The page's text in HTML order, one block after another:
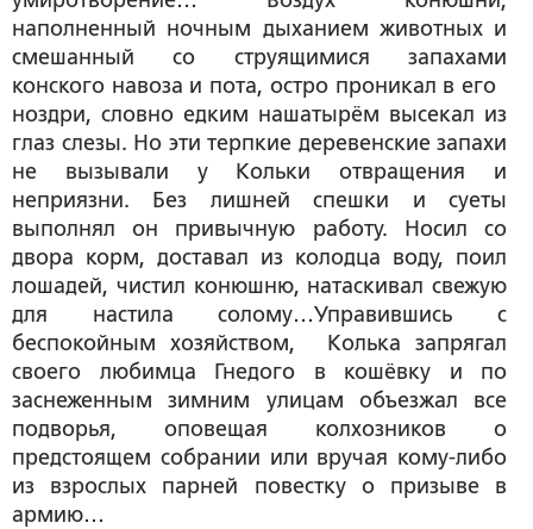
наполненный ночным дыханием животных и
смешанный со струящимися запахами
конского навоза и пота, остро проникал в его
ноздри, словно едким нашатырём высекал из
глаз слезы. Но эти терпкие деревенские запахи
не вызывали у Кольки отвращения и
неприязни. Без лишней спешки и суеты
выполнял он привычную работу. Носил со
двора корм, доставал из колодца воду, поил
лошадей, чистил конюшню, натаскивал свежую
для настила солому…Управившись с
беспокойным хозяйством, Колька запрягал
своего любимца Гнедого в кошёвку и по
заснеженным зимним улицам объезжал все
подворья, оповещая колхозников о
предстоящем собрании или вручая кому-либо
из взрослых парней повестку о призыве в
армию…